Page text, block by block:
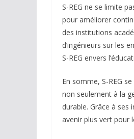
S-REG ne se limite
pour améliorer
des institutions
d’ingénieurs sur les
S-REG envers
En somme, S-REG
non seulement à la
durable. Grâce à ses
avenir plus vert pour